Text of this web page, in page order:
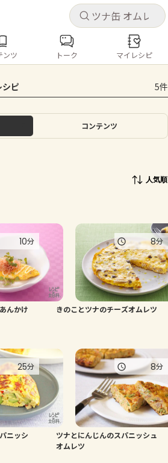
キャ
ンするとレシピを保存できます
問い合わせ
キャ
コンテンツ
ピ
す トマト とうもろこし
ピーマン
ンツ トーク マイレシピ
ピ 5件
コンテンツ
人気順
んかけ
10分
きのことツナのチーズオムレツ
8分
ニッシ
25分
ツナとにんじんのスパニッシュ
オムレツ
8分